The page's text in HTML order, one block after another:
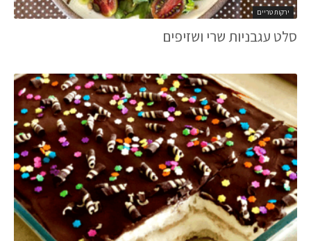
ירקות טריים
סלט עגבניות שרי ושזיפים